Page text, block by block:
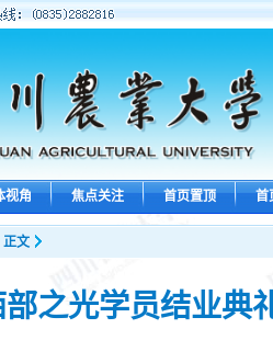
视角 焦点关注 首页置顶 首
正文
之光学员结业典